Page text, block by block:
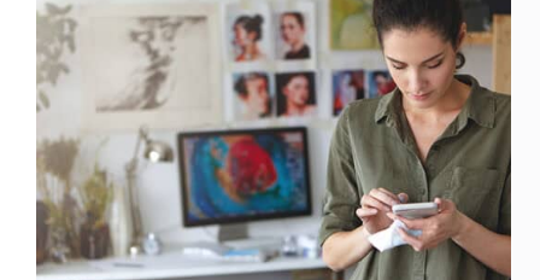
und
körperlicher
Präsenz
der
Kunst